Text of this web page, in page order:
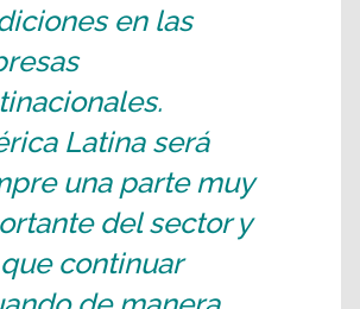
en las
Latina será
una parte muy
del sector y
continuar